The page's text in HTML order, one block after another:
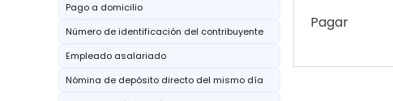
Pago a domicilio
Número de identificación del contribuyente
Empleado asalariado
Nómina de depósito directo del mismo día
Pagar